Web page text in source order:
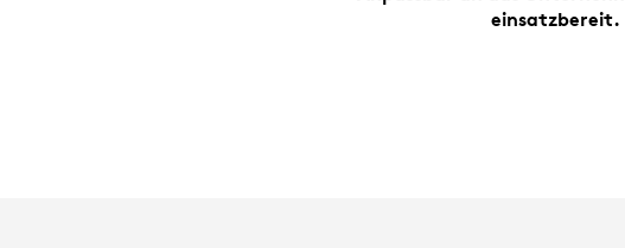
einsatzbereit.